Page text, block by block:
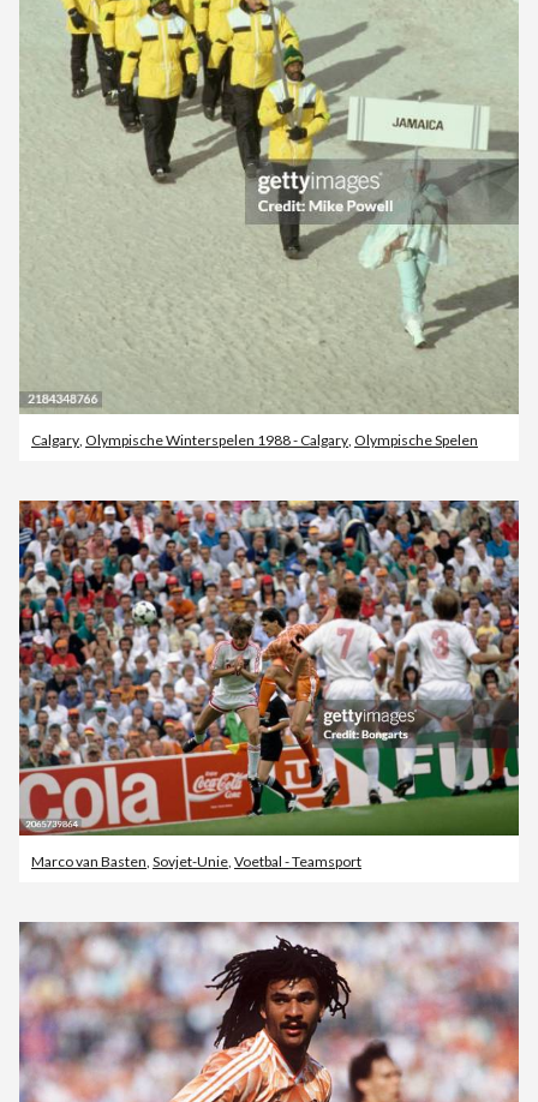
Calgary Olympische Winterspelen 1988 - Calgary Olympische Spelen
Marco van Basten, Sovjet-Unie, Voetbal - Teamsport